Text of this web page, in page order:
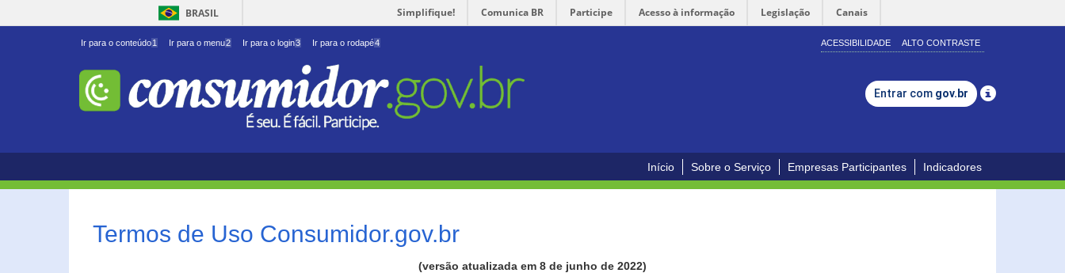
BRASIL Simplifique! Comunica BR Participe Acesso à informação Legislação Canais
Ir para o conteúdo1 Ir para o menu2 Ir para o login3 Ir para o rodapé4 ACESSIBILIDADE ALTO CONTRASTE
Entrar com gov.br
Início Sobre o Serviço Empresas Participantes Indicadores
Termos de Uso Consumidor.gov.br
(versão atualizada em 8 de junho de 2022)